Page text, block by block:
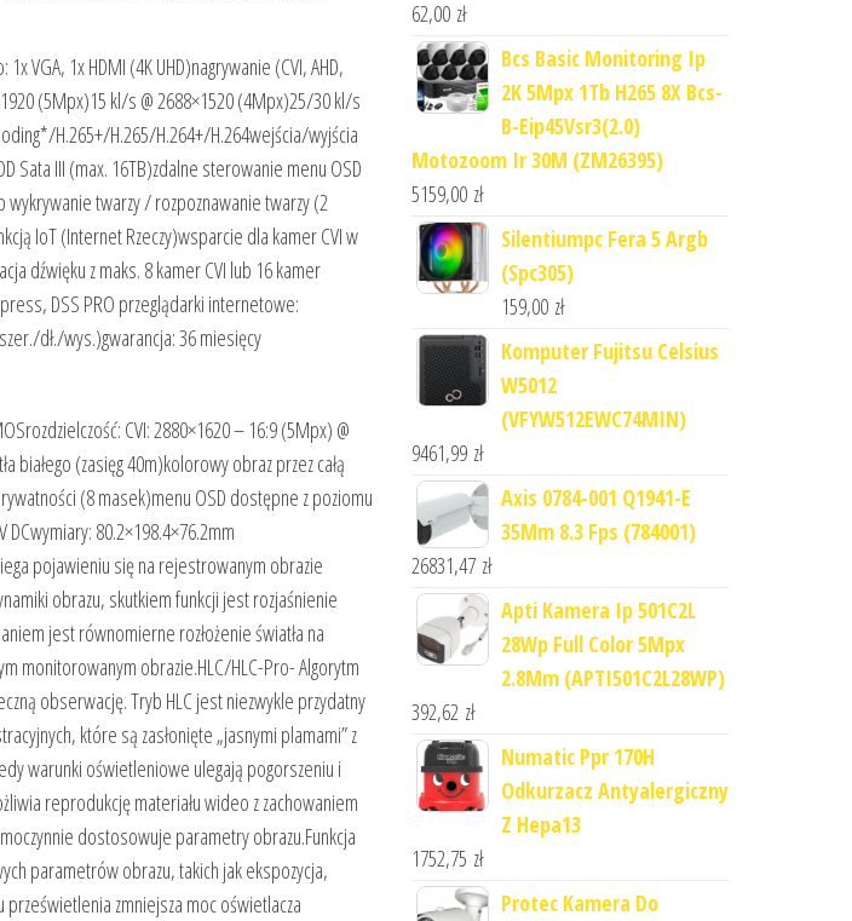
VGA, 1x HDMI (4K UHD)nagrywanie (CVI, AHD,
(5Mpx)15 kl/s @ 2688×1520 (4Mpx)25/30 kl/s
H.265+/H.265/H.264+/H.264wejścia/wyjścia
Sata III (max. 16TB)zdalne sterowanie menu OSD
wykrywanie twarzy / rozpoznawanie twarzy (2
IoT (Internet Rzeczy)wsparcie dla kamer CVI w
dźwięku z maks. 8 kamer CVI lub 16 kamer
DSS PRO przeglądarki internetowe:
dł./wys.)gwarancja: 36 miesięcy
CVI: 2880×1620 – 16:9 (5Mpx) @
białego (zasięg 40m)kolorowy obraz przez całą
(8 masek)menu OSD dostępne z poziomu
80.2×198.4×76.2mm
pojawieniu się na rejestrowanym obrazie
obrazu, skutkiem funkcji jest rozjaśnienie
jest równomierne rozłożenie światła na
monitorowanym obrazie.HLC/HLC-Pro- Algorytm
obserwację. Tryb HLC jest niezwykle przydatny
które są zasłonięte „jasnymi plamami” z
warunki oświetleniowe ulegają pogorszeniu i
reprodukcję materiału wideo z zachowaniem
dostosowuje parametry obrazu.Funkcja
parametrów obrazu, takich jak ekspozycja,
prześwietlenia zmniejsza moc oświetlacza
62,00 zł
Bcs Basic Monitoring Ip
2K 5Mpx 1Tb H265 8X Bcs-
B-Eip45Vsr3(2.0)
Motozoom Ir 30M (ZM26395)
5159,00 zł
Silentiumpc Fera 5 Argb
(Spc305)
159,00 zł
Komputer Fujitsu Celsius
W5012
(VFYW512EWC74MIN)
9461,99 zł
Axis 0784-001 Q1941-E
35Mm 8.3 Fps (784001)
26831,47 zł
Apti Kamera Ip 501C2L
28Wp Full Color 5Mpx
2.8Mm (APTI501C2L28WP)
392,62 zł
Numatic Ppr 170H
Odkurzacz Antyalergiczny
Z Hepa13
1752,75 zł
Protec Kamera Do